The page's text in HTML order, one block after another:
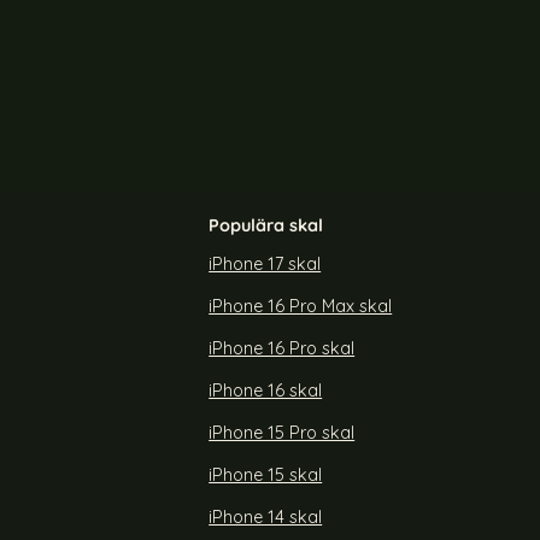
Fodral / Skal Svart
Magnet
Ultra 2in1 Magnet Fodral / Skal Grå
DG.MING Galaxy S23 Ultra 2in1 Magnet
Fodral / Skal Svart
Art. nr 214450
rea pris
179 krtidigare pris
199 kr
DG.MING Galaxy S23 Ultra 2in1
Populära skal
iPhone 17 skal
iPhone 16 Pro Max skal
iPhone 16 Pro skal
iPhone 16 skal
iPhone 15 Pro skal
iPhone 15 skal
iPhone 14 skal